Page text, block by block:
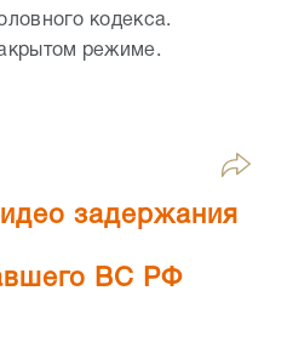
кодекса.
режиме.
задержания
ВС РФ